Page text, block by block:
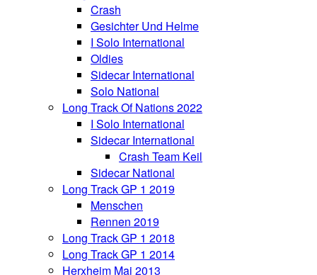
Crash
Gesichter Und Helme
I Solo International
Oldies
Sidecar International
Solo National
Long Track Of Nations 2022
I Solo International
Sidecar International
Crash Team Keil
Sidecar National
Long Track GP 1 2019
Menschen
Rennen 2019
Long Track GP 1 2018
Long Track GP 1 2014
Herxheim Mai 2013